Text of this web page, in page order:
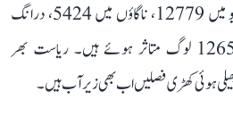
جورہاٹ میں 25259، چرائی دیو میں 12779، ناگاؤں میں 5424، درانگ
میں 3367 اور دھیماجی میں 1265 لوگ متاثر ہوئے ہیں۔ ریاست بھر